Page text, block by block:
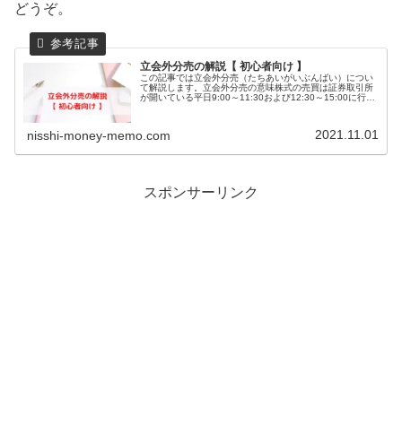
どうぞ。
立会外分売の解説【 初心者向け 】
この記事では立会外分売（たちあいがいぶんばい）につい
て解説します。立会外分売の意味株式の売買は証券取引所
が開いている平日9:00～11:30および12:30～15:00に行わ
nisshi-money-memo.com 2021.11.01
スポンサーリンク